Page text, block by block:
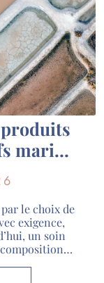
produits
marins
le choix de
exigence,
un soin
et une